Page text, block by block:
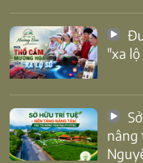
"xa lộ
nâng